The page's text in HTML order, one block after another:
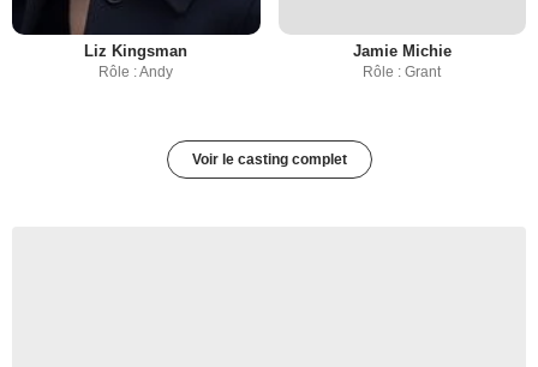
Liz Kingsman
Rôle : Andy
Jamie Michie
Rôle : Grant
Voir le casting complet